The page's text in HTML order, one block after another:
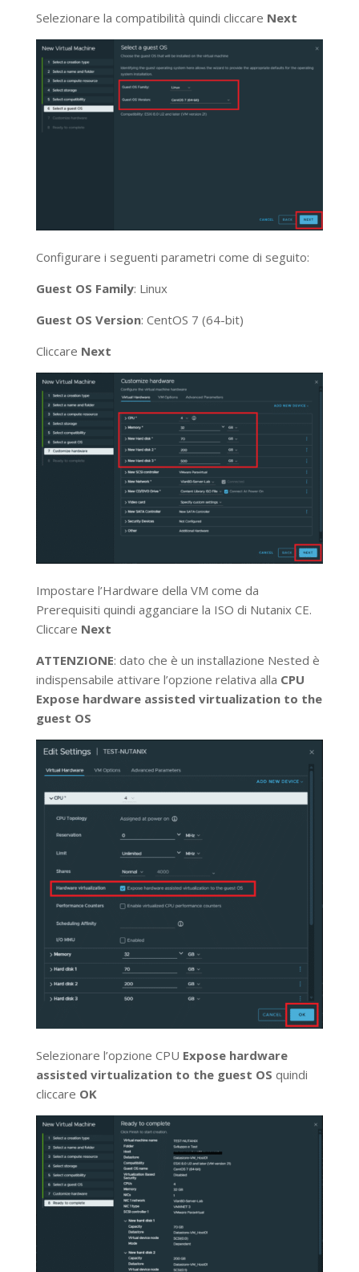
Selezionare la compatibilità quindi cliccare Next
Configurare i seguenti parametri come di seguito:
Guest OS Family: Linux
Guest OS Version: CentOS 7 (64-bit)
Cliccare Next
Impostare l’Hardware della VM come da
Prerequisiti quindi agganciare la ISO di Nutanix CE.
Cliccare Next
ATTENZIONE: dato che è un installazione Nested è
indispensabile attivare l’opzione relativa alla CPU
Expose hardware assisted virtualization to the
guest OS
Selezionare l’opzione CPU Expose hardware
assisted virtualization to the guest OS quindi
cliccare OK